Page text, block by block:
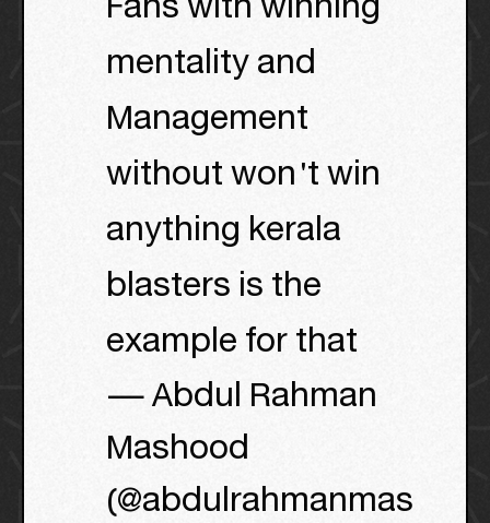
Fans with winning
mentality and
Management
without won't win
anything kerala
blasters is the
example for that
— Abdul Rahman
Mashood
(@abdulrahmanmas